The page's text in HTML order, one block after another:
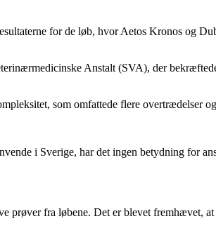
for de løb, hvor Aetos Kronos og
Anstalt (SVA), der
som omfattede flere overtrædelser
i Sverige, har det ingen betydning for
prøver fra løbene. Det er blevet fremhævet,